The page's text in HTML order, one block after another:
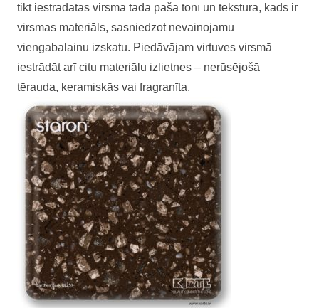
tikt iestrādātas virsmā tādā pašā tonī un tekstūrā, kāds ir
virsmas materiāls, sasniedzot nevainojamu
viengabalainu izskatu. Piedāvājam virtuves virsmā
iestrādāt arī citu materiālu izlietnes – nerūsējošā
tērauda, keramiskās vai fragranīta.